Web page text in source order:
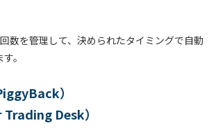
数を管理して、決められたタイミングで自動
。
）
Desk）